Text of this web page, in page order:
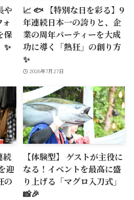
や
保
✨
📈 🐟 【特別な日を彩る】9
年連続日本一の誇りと、企
業の周年パーティーを大成
功に導く「熱狂」の創り方
✨
2026年7月27日
続
迎
の
【体験型】 ゲストが主役に
なる！イベントを最高に盛
り上げる「マグロ入刀式」
📸🎉